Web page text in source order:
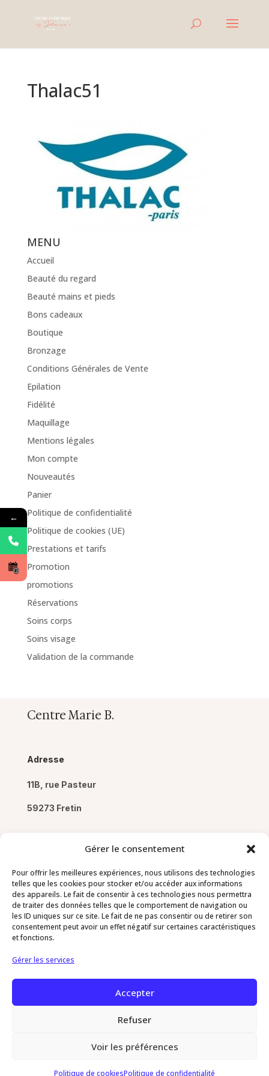
Gérer le consentement
Pour offrir les meilleures expériences, nous utilisons des technologies
telles que les cookies pour stocker et/ou accéder aux informations
des appareils. Le fait de consentir à ces technologies nous permettra
de traiter des données telles que le comportement de navigation ou
les ID uniques sur ce site. Le fait de ne pas consentir ou de retirer son
consentement peut avoir un effet négatif sur certaines caractéristiques
et fonctions.
Gérer les services
Accepter
Refuser
Voir les préférences
Politique de cookiesPolitique de confidentialité
Thalac51
MENU
Accueil
Beauté du regard
Beauté mains et pieds
Bons cadeaux
Boutique
Bronzage
Conditions Générales de Vente
Epilation
Fidélité
Maquillage
Mentions légales
Mon compte
Nouveautés
Panier
Politique de confidentialité
Politique de cookies (UE)
Prestations et tarifs
Promotion
promotions
Réservations
Soins corps
Soins visage
Validation de la commande
Centre Marie B.
Adresse
11B, rue Pasteur
59273 Fretin
Pages
Mentions légales
Politique de confidentialité
Politique de cookies
←